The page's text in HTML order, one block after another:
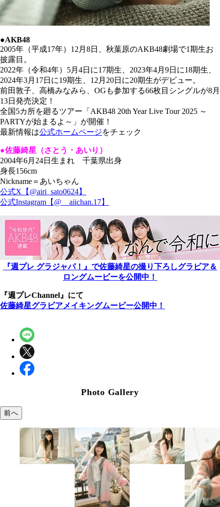
●AKB48
2005年（平成17年）12月8日、秋葉原のAKB48劇場で1期生お
披露目。
2022年（令和4年）5月4日に17期生、2023年4月9日に18期生、
2024年3月17日に19期生、12月20日に20期生がデビュー。
前田敦子、高橋みなみら、OGも参加する66枚目シングルが8月
13日発売決定！
全国5カ所を廻るツアー「AKB48 20th Year Live Tour 2025 ～
PARTYが始まるよ～」が開催！
最新情報は公式ホームページをチェック
●佐藤綺星（さとう・あいり）
2004年6月24日生まれ 千葉県出身
身長156cm
Nickname＝あいちゃん
公式X【@airi_sato0624】
公式Instagram【@__aiichan.17】
『週プレ グラジャパ！』で佐藤綺星の撮り下ろしグラビア＆
ロングムービーを公開中！
『週プレChannel』にて
佐藤綺星グラビアメイキングムービー公開中！
Photo Gallery
前へ